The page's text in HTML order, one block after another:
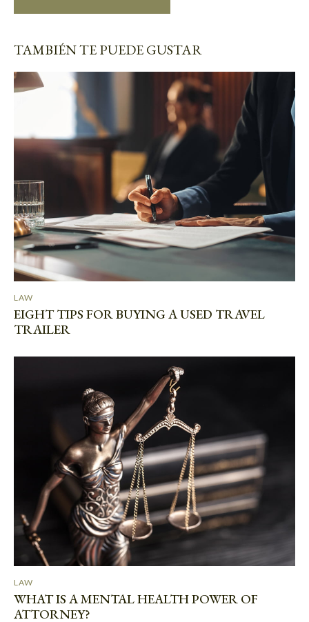
TAMBIÉN TE PUEDE GUSTAR
LAW
EIGHT TIPS FOR BUYING A USED TRAVEL
TRAILER
LAW
WHAT IS A MENTAL HEALTH POWER OF
ATTORNEY?